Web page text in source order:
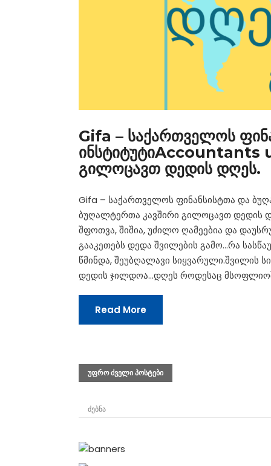
Gifa – საქართველოს
ინსტიტუტიAccountants
გილოცავთ დედის დღეს.
Gifa – საქართველოს ფინანსისტთა და
ბუღალტერთა კავშირი გილოცავთ დედის
შფოთვა, შიშია, უძილო ღამეებია და
გააკეთებს დედა შვილების გამო…რა
წმინდა, შეუბღალავი სიყვარული.შვილის
დედის ჯილდოა…დღეს როდესაც
Read More
პოსტების
ᲣᲤᲠᲝ ᲫᲕᲔᲚᲘ ᲞᲝᲡᲢᲔᲑᲘ